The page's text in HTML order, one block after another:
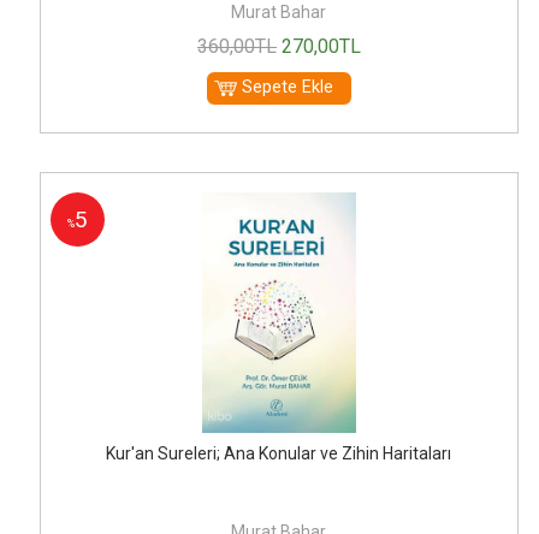
Murat Bahar
360,00TL 270,00TL
Sepete Ekle
%5
Kur'an Sureleri; Ana Konular ve Zihin Haritaları